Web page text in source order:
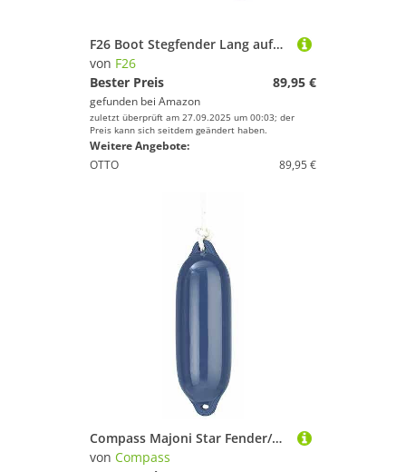
F26 Boot Stegfender Lang aufblasbar Kanten Boxenfender Dock Bumper Motorboot Segelboot Marine Fender Allwetter Anlegefender Lang 90cm x 25cm Gross Weiss
von F26
Bester Preis
89,95 €
gefunden bei Amazon
zuletzt überprüft am 27.09.2025 um 00:03; der
Preis kann sich seitdem geändert haben.
Weitere Angebote:
OTTO
89,95 €
Compass Majoni Star Fender/Bootsfender, Rammschutz, aufblasbar, UV-resistent, optimaler Schutz, Blau, Dunkelblau, Schwarz, Weiß, (S, M, L, XL)
von Compass